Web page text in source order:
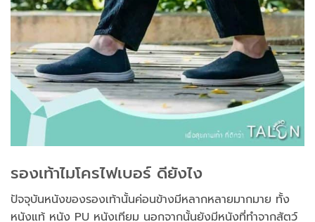
รองเท้าไมโครไฟเบอร์ ดียังไง
ปัจจุบันหนังของรองเท้านั้นค่อนข้างมีหลากหลายมากมาย ทั้ง
หนังแท้ หนัง PU หนังเทียม นอกจากนั้นยังมีหนังที่ทำจากสัตว์